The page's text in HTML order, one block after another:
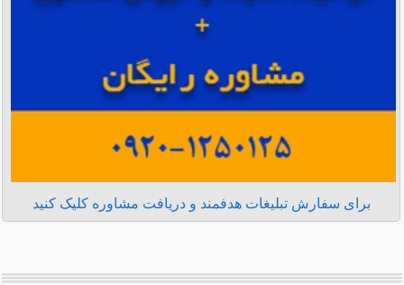
برای سفارش تبلیغات هدفمند و دریافت مشاوره کلیک کنید